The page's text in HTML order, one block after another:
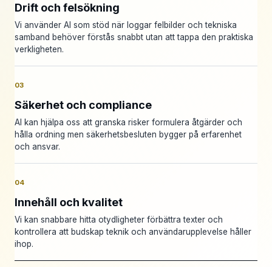
Drift och felsökning
Vi använder AI som stöd när loggar felbilder och tekniska
samband behöver förstås snabbt utan att tappa den praktiska
verkligheten.
03
Säkerhet och compliance
AI kan hjälpa oss att granska risker formulera åtgärder och
hålla ordning men säkerhetsbesluten bygger på erfarenhet
och ansvar.
04
Innehåll och kvalitet
Vi kan snabbare hitta otydligheter förbättra texter och
kontrollera att budskap teknik och användarupplevelse håller
ihop.